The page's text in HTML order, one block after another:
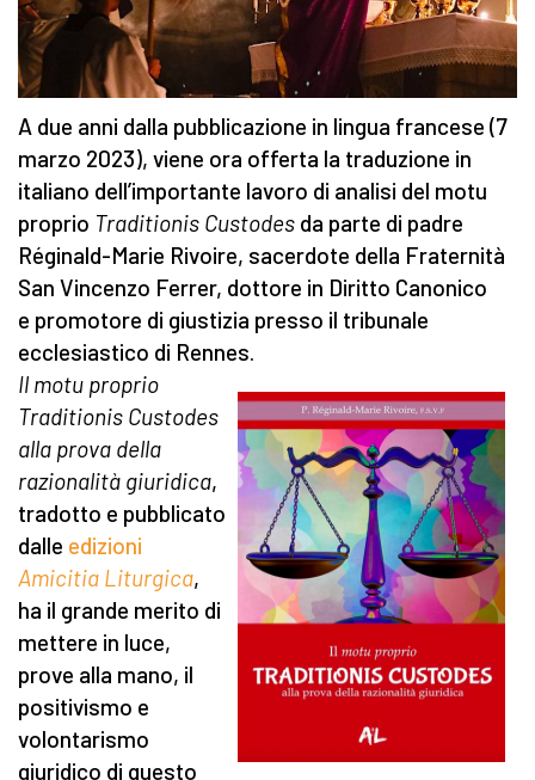
A due anni dalla pubblicazione in lingua francese (7
marzo 2023), viene ora offerta la traduzione in
italiano dell’importante lavoro di analisi del motu
proprio Traditionis Custodes da parte di padre
Réginald-Marie Rivoire, sacerdote della Fraternità
San Vincenzo Ferrer, dottore in Diritto Canonico
e promotore di giustizia presso il tribunale
ecclesiastico di Rennes.
Il motu proprio
Traditionis Custodes
alla prova della
razionalità giuridica,
tradotto e pubblicato
dalle edizioni
Amicitia Liturgica,
ha il grande merito di
mettere in luce,
prove alla mano, il
positivismo e
volontarismo
giuridico di questo